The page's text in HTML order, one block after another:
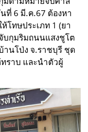
ที่ 6 มี.ค.67 ต้องหา
โทษประเภท 1 (ยา
บกุมริมถนนแสงชูโต
นโป่ง จ.ราชบุรี ชุด
ราบ และนำตัวผู้